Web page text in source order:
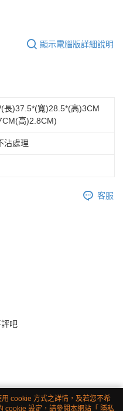
顯示電腦版詳細說明
長)37.5*(寬)28.5*(高)3CM
高)2.8CM)
沾處理
客服
吧
cookie 方式之詳情，及若您不希
cookie 設定，請參閱本網站「 隱私